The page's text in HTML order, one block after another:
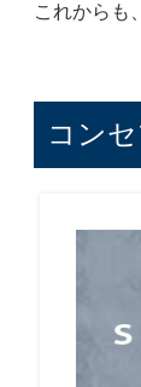
これからも
コン